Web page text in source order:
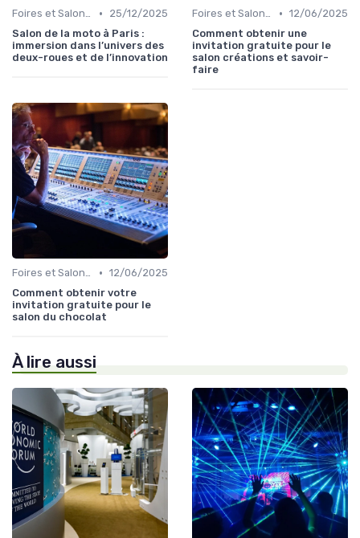
Foires et Salons Grand Public •
25/12/2025
Salon de la moto à Paris :
immersion dans l’univers des
deux-roues et de l’innovation
Foires et Salons Grand Public • 12/06/2025
Comment obtenir une
invitation gratuite pour le
salon créations et savoir-
faire
Foires et Salons Grand Public • 12/06/2025
Comment obtenir votre
invitation gratuite pour le
salon du chocolat
À lire aussi